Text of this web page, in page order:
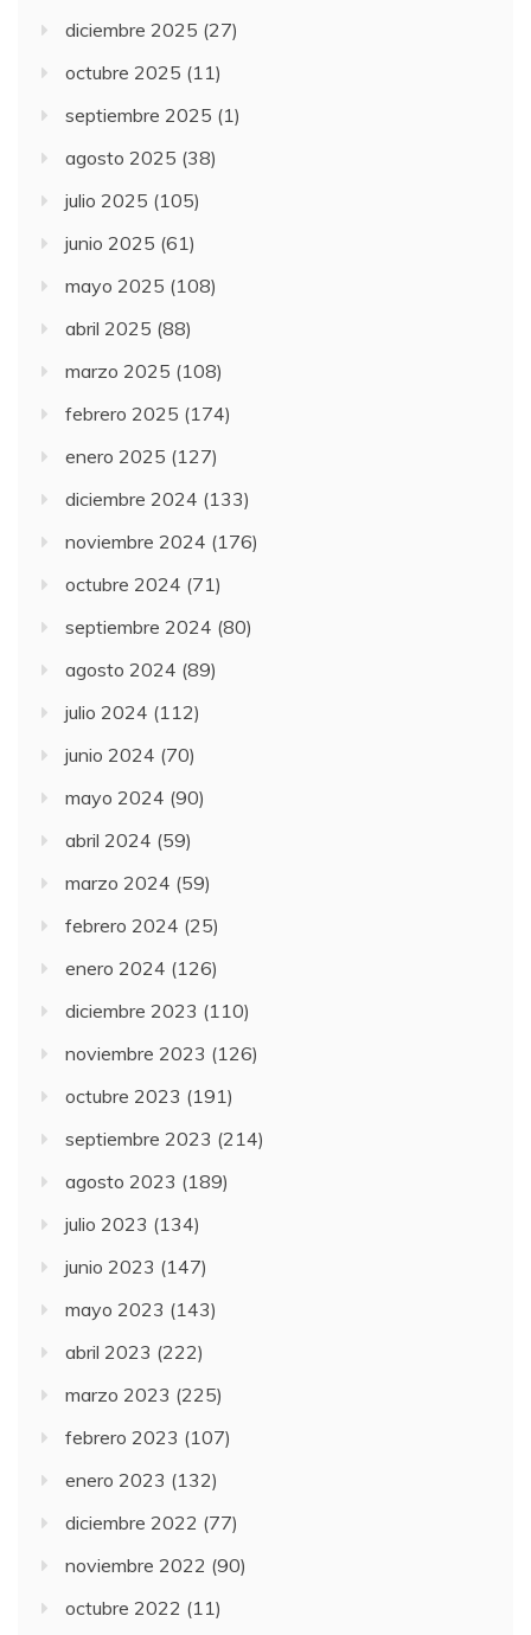
diciembre 2025 (27)
octubre 2025 (11)
septiembre 2025 (1)
agosto 2025 (38)
julio 2025 (105)
junio 2025 (61)
mayo 2025 (108)
abril 2025 (88)
marzo 2025 (108)
febrero 2025 (174)
enero 2025 (127)
diciembre 2024 (133)
noviembre 2024 (176)
octubre 2024 (71)
septiembre 2024 (80)
agosto 2024 (89)
julio 2024 (112)
junio 2024 (70)
mayo 2024 (90)
abril 2024 (59)
marzo 2024 (59)
febrero 2024 (25)
enero 2024 (126)
diciembre 2023 (110)
noviembre 2023 (126)
octubre 2023 (191)
septiembre 2023 (214)
agosto 2023 (189)
julio 2023 (134)
junio 2023 (147)
mayo 2023 (143)
abril 2023 (222)
marzo 2023 (225)
febrero 2023 (107)
enero 2023 (132)
diciembre 2022 (77)
noviembre 2022 (90)
octubre 2022 (11)